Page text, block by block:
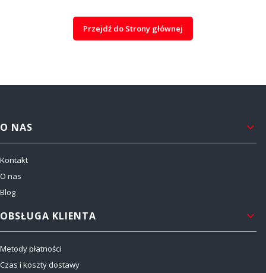
Przejdź do Strony głównej
Linki w stopce
O NAS
Kontakt
O nas
Blog
OBSŁUGA KLIENTA
Metody płatności
Czas i koszty dostawy